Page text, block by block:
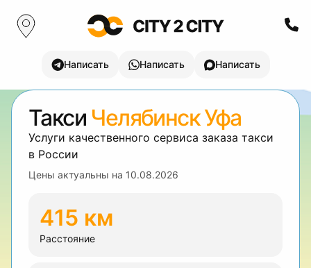
Написать Написать Написать
Такси Челябинск Уфа
Услуги качественного сервиса заказа такси
в России
Цены актуальны на 10.08.2026
415 км
Расстояние